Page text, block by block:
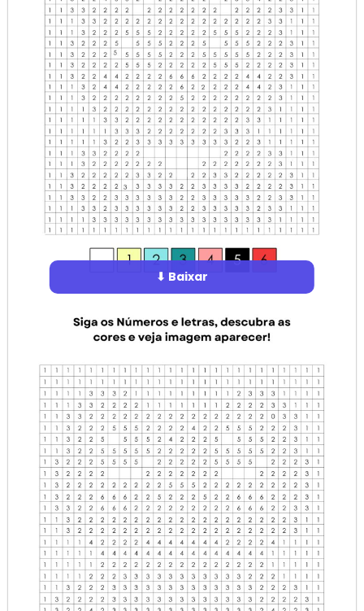
⬇ Baixar